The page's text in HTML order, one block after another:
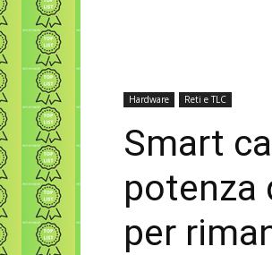
Hardware Reti e TLC
Smart
potenza
per